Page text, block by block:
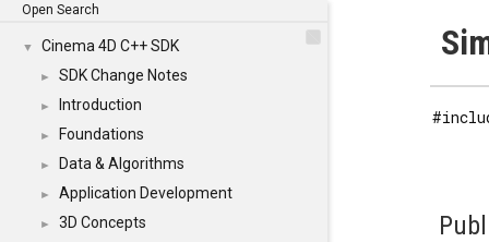
Open Search
▼ Cinema 4D C++ SDK
► SDK Change Notes
► Introduction
► Foundations
► Data & Algorithms
► Application Development
► 3D Concepts